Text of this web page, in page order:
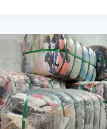
ENCHÈRES
PUBLIQUES
DE
58
CONTENEURS
DE
MARCHANDISES
AU
PORT